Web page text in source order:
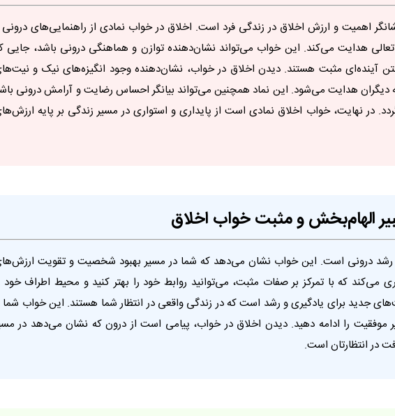
اهمیت و ارزش اخلاق در زندگی فرد است. اخلاق در خواب نمادی از راهنمایی‌های
هدایت می‌کند. این خواب می‌تواند نشان‌دهنده توازن و هماهنگی درونی باشد، جایی
آینده‌ای مثبت هستند. دیدن اخلاق در خواب، نشان‌دهنده وجود انگیزه‌های نیک و
هدایت می‌شود. این نماد همچنین می‌تواند بیانگر احساس رضایت و آرامش درونی
در نهایت، خواب اخلاق نمادی است از پایداری و استواری در مسیر زندگی بر پایه
الهام‌بخش و مثبت خواب اخلاق
رشد درونی است. این خواب نشان می‌دهد که شما در مسیر بهبود شخصیت و تقویت
می‌کند که با تمرکز بر صفات مثبت، می‌توانید روابط خود را بهتر کنید و محیط اطراف خود
جدید برای یادگیری و رشد است که در زندگی واقعی در انتظار شما هستند. این خواب شما
را ادامه دهید. دیدن اخلاق در خواب، پیامی است از درون که نشان می‌دهد در
در انتظارتان است.